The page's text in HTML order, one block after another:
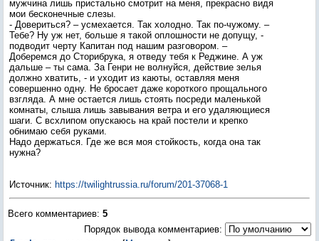
мужчина лишь пристально смотрит на меня, прекрасно видя
мои бесконечные слезы.
- Довериться? – усмехается. Так холодно. Так по-чужому. –
Тебе? Ну уж нет, больше я такой оплошности не допущу, -
подводит черту Капитан под нашим разговором. –
Доберемся до Сторибрука, я отведу тебя к Реджине. А уж
дальше – ты сама. За Генри не волнуйся, действие зелья
должно хватить, - и уходит из каюты, оставляя меня
совершенно одну. Не бросает даже короткого прощального
взгляда. А мне остается лишь стоять посреди маленькой
комнаты, слыша лишь завывания ветра и его удаляющиеся
шаги. С всхлипом опускаюсь на край постели и крепко
обнимаю себя руками.
Надо держаться. Где же вся моя стойкость, когда она так
нужна?
Источник: https://twilightrussia.ru/forum/201-37068-1
Всего комментариев: 5
Порядок вывода комментариев: